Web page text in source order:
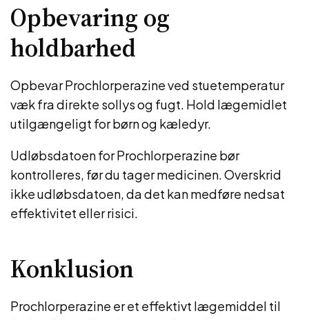
Opbevaring og
holdbarhed
Opbevar Prochlorperazine ved stuetemperatur
væk fra direkte sollys og fugt. Hold lægemidlet
utilgængeligt for børn og kæledyr.
Udløbsdatoen for Prochlorperazine bør
kontrolleres, før du tager medicinen. Overskrid
ikke udløbsdatoen, da det kan medføre nedsat
effektivitet eller risici.
Konklusion
Prochlorperazine er et effektivt lægemiddel til